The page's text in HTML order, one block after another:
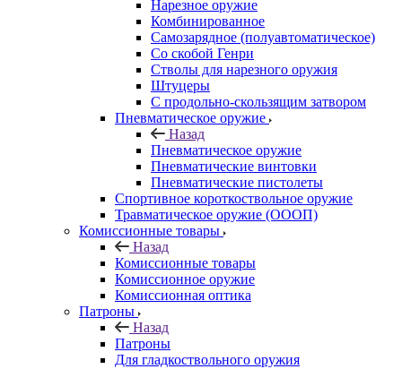
Нарезное оружие
Комбинированное
Самозарядное (полуавтоматическое)
Со скобой Генри
Стволы для нарезного оружия
Штуцеры
С продольно-скользящим затвором
Пневматическое оружие
Назад
Пневматическое оружие
Пневматические винтовки
Пневматические пистолеты
Спортивное короткоствольное оружие
Травматическое оружие (ОООП)
Комиссионные товары
Назад
Комиссионные товары
Комиссионное оружие
Комиссионная оптика
Патроны
Назад
Патроны
Для гладкоствольного оружия